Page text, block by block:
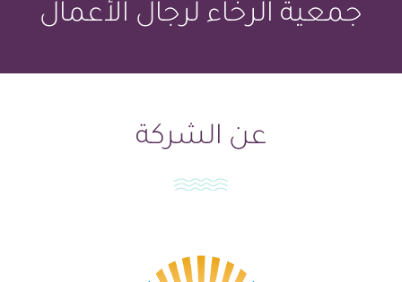
جمعية الرخاء لرجال الأعمال
عن الشركة